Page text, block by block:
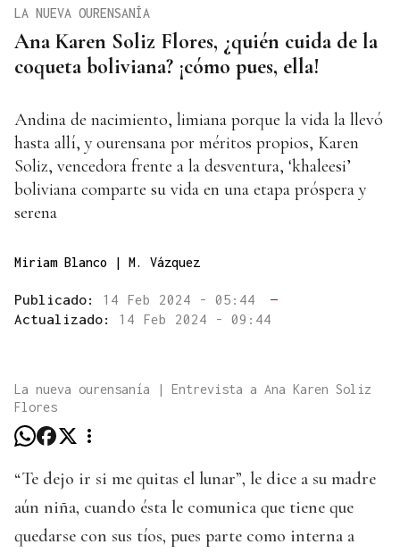
Ana Karen Soliz Flores, ¿quién cuida de la
coqueta boliviana? ¡cómo pues, ella!
LA NUEVA OURENSANÍA
Andina de nacimiento, limiana porque la vida la llevó
hasta allí, y ourensana por méritos propios, Karen
Soliz, vencedora frente a la desventura, ‘khaleesi’
boliviana comparte su vida en una etapa próspera y
serena
Miriam Blanco | M. Vázquez
Publicado: 14 Feb 2024 - 05:44
—
Actualizado: 14 Feb 2024 - 09:44
La nueva ourensanía | Entrevista a Ana Karen Soliz
Flores
“Te dejo ir si me quitas el lunar”, le dice a su madre
aún niña, cuando ésta le comunica que tiene que
quedarse con sus tíos, pues parte como interna a